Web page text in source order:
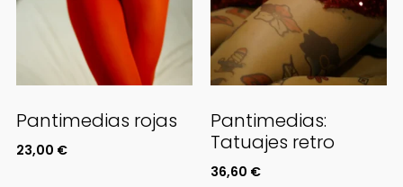
Pantimedias rojas
23,00 €
Pantimedias:
Tatuajes retro
36,60 €